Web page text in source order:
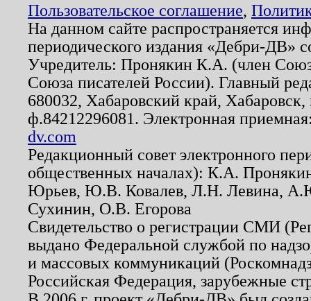
Пользовательское соглашение,
На данном сайте распространяется
периодического издания «Дебри-ДВ»
Учредитель: Пронякин К.А. (член
Союза писателей России). Главный
680032, Хабаровский край,
ф.84212296081. Электронная
dv.com
Редакционный совет электронного
общественных началах): К.А.
Юрьев, Ю.В. Ковалев, Л.Н. Левина,
Сухинин, О.В. Егорова
Свидетельство о регистрации СМИ
выдано Федеральной службой по
и массовых коммуникаций
Российская Федерация, зарубежные